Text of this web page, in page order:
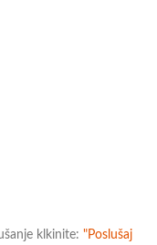
klkinite: "Poslušaj